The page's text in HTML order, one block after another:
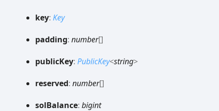
key: Key
padding: number[]
publicKey: PublicKey<string>
reserved: number[]
solBalance: bigint